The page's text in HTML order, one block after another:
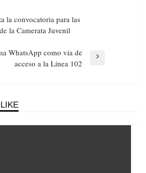
la convocatoria para las
la Camerata Juvenil
WhatsApp como vía de
acceso a la Línea 102